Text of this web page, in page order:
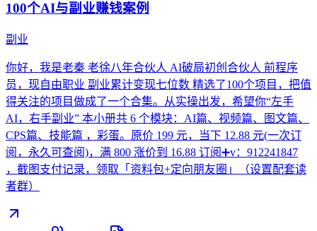
100个AI与副业赚钱案例
副业
你好，我是老秦 老徐八年合伙人 AI破局初创合伙人 前程序
员，现自由职业 副业累计变现七位数 精选了100个项目，把值
得关注的项目做成了一个合集。从实操出发，希望你“左手
AI，右手副业” 本小册共 6 个模块：AI篇、视频篇、图文篇、
CPS篇、技能篇 ，彩蛋。原价 199 元，当下 12.88 元(一次订
阅，永久可查阅)，满 800 涨价到 16.88 订阅➕v：912241847
，截图支付记录，领取「资料包+定向朋友圈」（设置配套读
者群）